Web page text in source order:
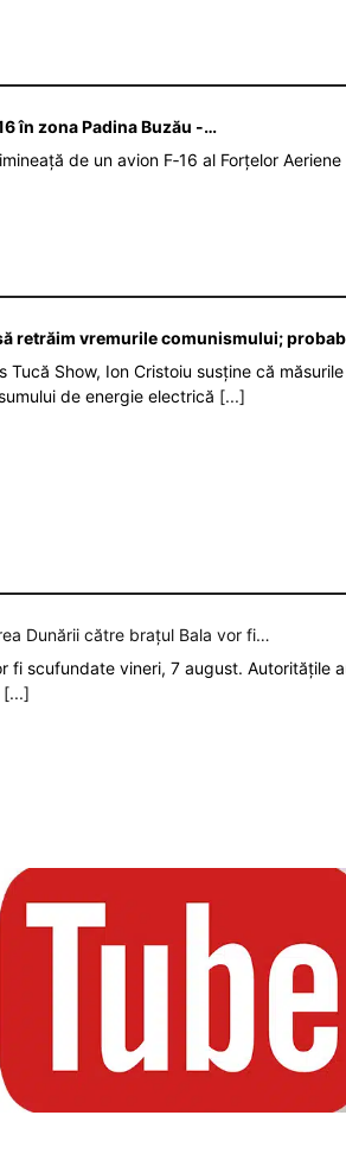
în zona Padina Buzău -…
de un avion F‑16 al Forțelor
retrăim vremurile comunismului;
Tucă Show, Ion Cristoiu susține că
de energie electrică [...]
Dunării către brațul Bala vor fi…
fi scufundate vineri, 7 august. Autoritățile
[...]